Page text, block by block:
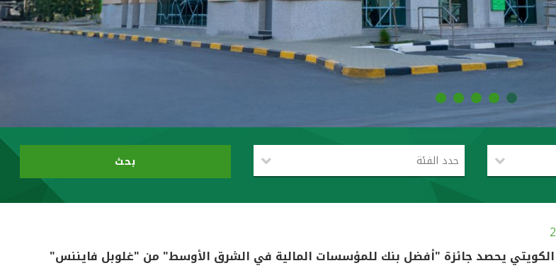
حدد الفئة بحث
الكويتي يحصد جائزة "أفضل بنك للمؤسسات المالية في الشرق الأوسط" من "غلوبل فايننس"